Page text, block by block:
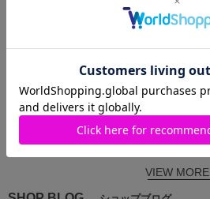
2026.05.20
Samantha Thavasa Petit
ayaᕷ*.°
VIEW MORE